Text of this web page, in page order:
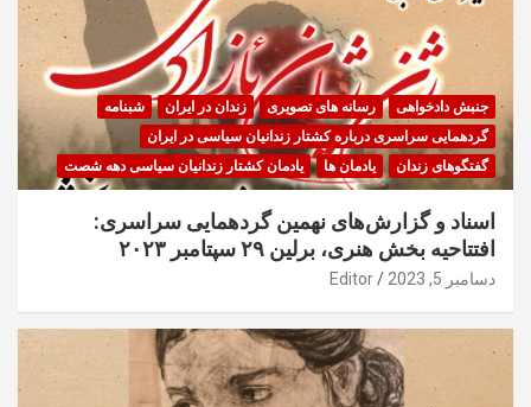
جنبش دادخواهی رسانه های تصویری زندان در ایران
شبنامه
گردهمایی سراسری درباره کشتار زندانیان سیاسی در ایران
گفتگوهای زندان
یادمان ها یادمان کشتار زندانیان سیاسی دهه شصت
اسناد و گزارش‌های نهمین گردهمایی سراسری:
افتتاحیه بخش هنری، برلین ۲۹ سپتامبر ۲۰۲۳
دسامبر 5, 2023 Editor